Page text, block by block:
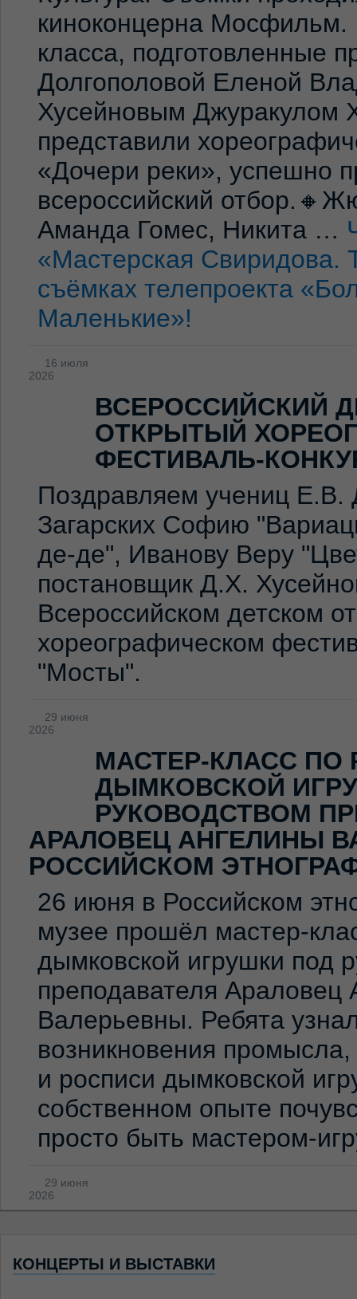
киноконцерна Мосфильм.
класса, подготовленные
Долгополовой Еленой
Хусейновым Джуракулом
представили
«Дочери реки», успешно
всероссийский
Аманда Гомес, Никита …
«Мастерская Свиридова.
съёмках телепроекта
Маленькие»!
16 июля
2026
ВСЕРОССИЙСКИЙ
ОТКРЫТЫЙ
ФЕСТИВАЛЬ-
Поздравляем учениц Е.В.
Загарских Софию
де-де", Иванову Веру
постановщик Д.Х.
Всероссийском детском
хореографическом
"Мосты".
29 июня
2026
МАСТЕР-КЛАСС ПО
ДЫМКОВСКОЙ
РУКОВОДСТВОМ
АРАЛОВЕЦ АНГЕЛИНЫ
РОССИЙСКОМ
26 июня в Российском
музее прошёл мастер-
дымковской игрушки под
преподавателя Араловец
Валерьевны. Ребята
возникновения
и росписи дымковской
собственном опыте
просто быть мастером-
29 июня
2026
КОНЦЕРТЫ И ВЫСТАВКИ